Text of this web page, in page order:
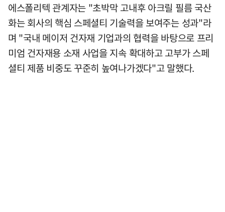
에스폴리텍 관계자는 "초박막 고내후 아크릴 필름 국산
화는 회사의 핵심 스페셜티 기술력을 보여주는 성과"라
며 "국내 메이저 건자재 기업과의 협력을 바탕으로 프리
미엄 건자재용 소재 사업을 지속 확대하고 고부가 스페
셜티 제품 비중도 꾸준히 높여나가겠다"고 말했다.